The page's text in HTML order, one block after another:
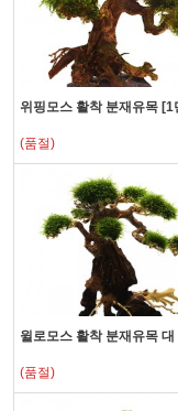
위핑모스 활착 분재유목 [1
(품절)
윌로모스 활착 분재유목 대
(품절)